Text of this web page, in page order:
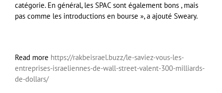
catégorie. En général, les SPAC sont également bons , mais
pas comme les introductions en bourse », a ajouté Sweary.
Read more https://rakbeisrael.buzz/le-saviez-vous-les-
entreprises-israeliennes-de-wall-street-valent-300-milliards-
de-dollars/